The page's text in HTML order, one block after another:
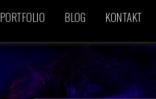
PORTFOLIO BLOG KONTAKT